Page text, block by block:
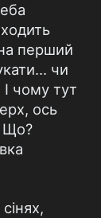
перший
чи
чому тут
ось
Що?